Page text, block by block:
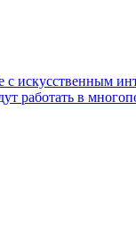
с искусственным
в